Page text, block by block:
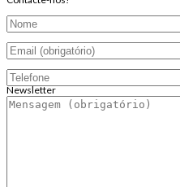
Newsletter
Endereço de email: